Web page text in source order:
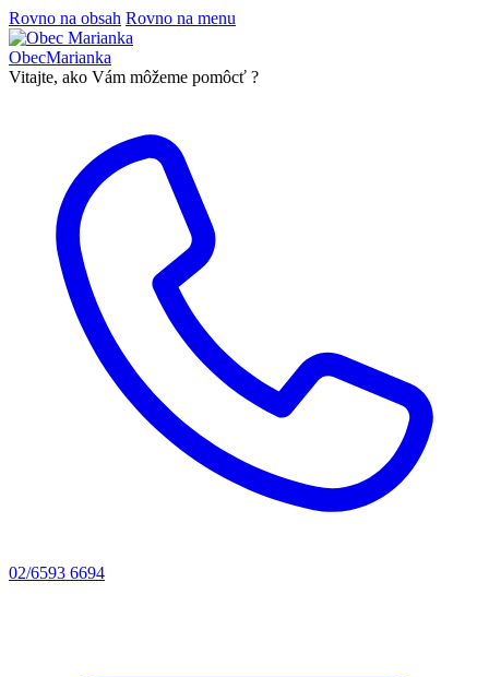
Rovno na obsah Rovno na menu
ObecMarianka
Vitajte, ako Vám môžeme pomôcť ?
02/6593 6694